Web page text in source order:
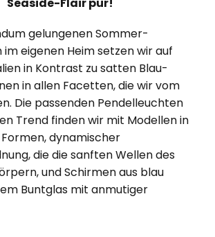
gelungenen Sommer-
eigenen Heim setzen wir auf
in Kontrast zu satten Blau-
in allen Facetten, die wir vom
Die passenden Pendelleuchten
Trend finden wir mit Modellen in
dynamischer
die die sanften Wellen des
und Schirmen aus blau
Buntglas mit anmutiger